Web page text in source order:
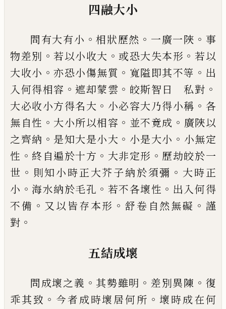
四融大小
問有大有小 。相狀歷然 。 一廣一陜 。 事
物差別 。若以小收大 。 或恐大失本形 。 若以
大收小 。亦恐小傷無質 。 寬隘即其不等 。 出
入何得相容 。 遮却蒙雲 。 皎斯智日 私對 。
大必收小方得名大 。 小必容大乃得小稱 。 各
無自性 。 大小所以相容 。 並不竟成 。 廣陜以
之齊納 。 是知大是小大 。 小是大小 。 小無定
性 。 終自遍於十方 。 大非定形 。 歷劫皎於一
世 。 則知小時正大芥子納於須彌 。 大時正
小 。 海水納於毛孔 。 若不各壞性 。 出入何得
不備 。 又以皆存本形 。 舒卷自然無礙 。 謹
對 。
五結成壞
問成壞之義 。其勢雖明 。 差別異陳 。 復
乖其致 。 今者成時壞居何所 。 壞時成在何